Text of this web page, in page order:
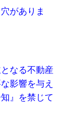
がありま
なる不動産
影響を与え
』を禁じて